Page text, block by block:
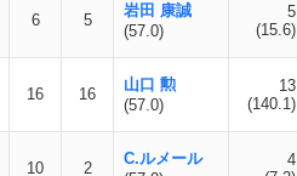
6 5
岩田 康誠
(57.0)
5
(15.6)
16 16
山口 勲
(57.0)
13
(140.1)
10 2
C.ルメール
4